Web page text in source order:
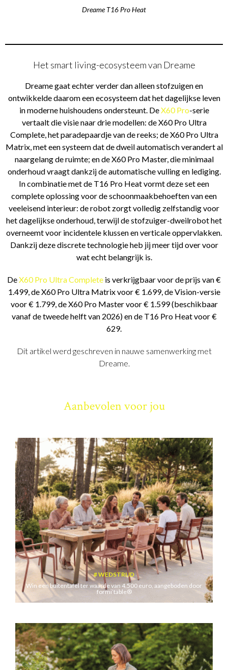
Dreame T16 Pro Heat
Het smart living-ecosysteem van Dreame
Dreame gaat echter verder dan alleen stofzuigen en
ontwikkelde daarom een ecosysteem dat het dagelijkse leven
in moderne huishoudens ondersteunt. DeX60 Pro-serie
vertaalt die visie naar drie modellen: de X60 Pro Ultra
Complete, het paradepaardje van de reeks; de X60 Pro Ultra
Matrix, met een systeem dat de dweil automatisch verandert al
naargelang de ruimte; en de X60 Pro Master, die minimaal
onderhoud vraagt dankzij de automatische vulling en lediging.
In combinatie met de T16 Pro Heat vormt deze set een
complete oplossing voor de schoonmaakbehoeften van een
veeleisend interieur: de robot zorgt volledig zelfstandig voor
het dagelijkse onderhoud, terwijl de stofzuiger-dweilrobot het
overneemt voor incidentele klussen en verticale oppervlakken.
Dankzij deze discrete technologie heb jij meer tijd over voor
wat echt belangrijk is.
DeX60 Pro Ultra Complete is verkrijgbaar voor de prijs van €
1.499, de X60 Pro Ultra Matrix voor € 1.699, de Vision-versie
voor € 1.799, de X60 Pro Master voor € 1.599 (beschikbaar
vanaf de tweede helft van 2026) en de T16 Pro Heat voor €
629.
Dit artikel werd geschreven in nauwe samenwerking met
Dreame.
Aanbevolen voor jou
WEDSTRIJD
Win een buitentafel ter waarde van 4.500 euro, aangeboden door
formi’table®